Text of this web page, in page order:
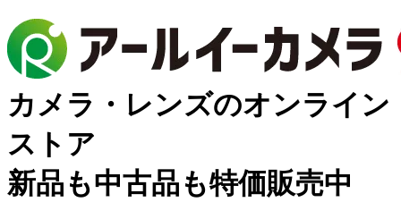
カメラ・レンズのオンライン
ストア
新品も中古品も特価販売中